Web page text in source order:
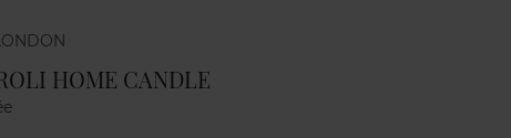
HOME CANDLE